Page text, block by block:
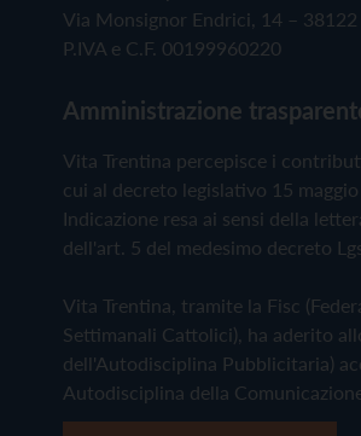
Via Monsignor Endrici, 14 – 38122
P.IVA e C.F. 00199960220
Amministrazione
Vita Trentina percepisce i
cui al decreto legislativo 15
Indicazione resa ai sensi della
dell'art. 5 del medesimo decreto
Vita Trentina, tramite la Fisc
Settimanali Cattolici), ha aderito
dell'Autodisciplina Pubblicitaria)
Autodisciplina della